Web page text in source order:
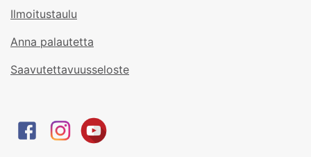
Ilmoitustaulu
Anna palautetta
Saavutettavuusseloste